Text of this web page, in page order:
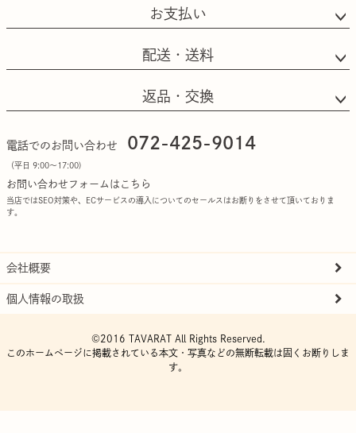
お支払い
配送・送料
返品・交換
電話でのお問い合わせ 072-425-9014
（平日 9:00〜17:00)
お問い合わせフォームはこちら
当店ではSEO対策や、ECサービスの導入についてのセールスはお断りをさせて頂いておりま
す。
会社概要
個人情報の取扱
©2016 TAVARAT All Rights Reserved.
このホームページに掲載されている本文・写真などの無断転載は固くお断りしま
す。